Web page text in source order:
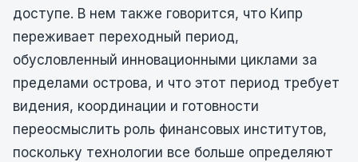
доступе. В нем также говорится, что Кипр
переживает переходный период,
обусловленный инновационными циклами за
пределами острова, и что этот период требует
видения, координации и готовности
переосмыслить роль финансовых институтов,
поскольку технологии все больше определяют